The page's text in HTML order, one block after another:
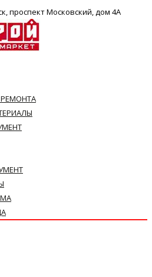
проспект Московский, дом 4А